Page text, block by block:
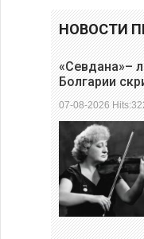
НОВОСТИ
«Севдана»–
Болгарии
07-08-2026